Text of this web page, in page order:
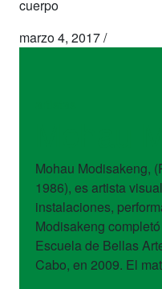
cuerpo
marzo 4, 2017/
Mohau Modisakeng,
1986), es artista
instalaciones,
Modisakeng
Escuela de Bellas
Cabo, en 2009. El